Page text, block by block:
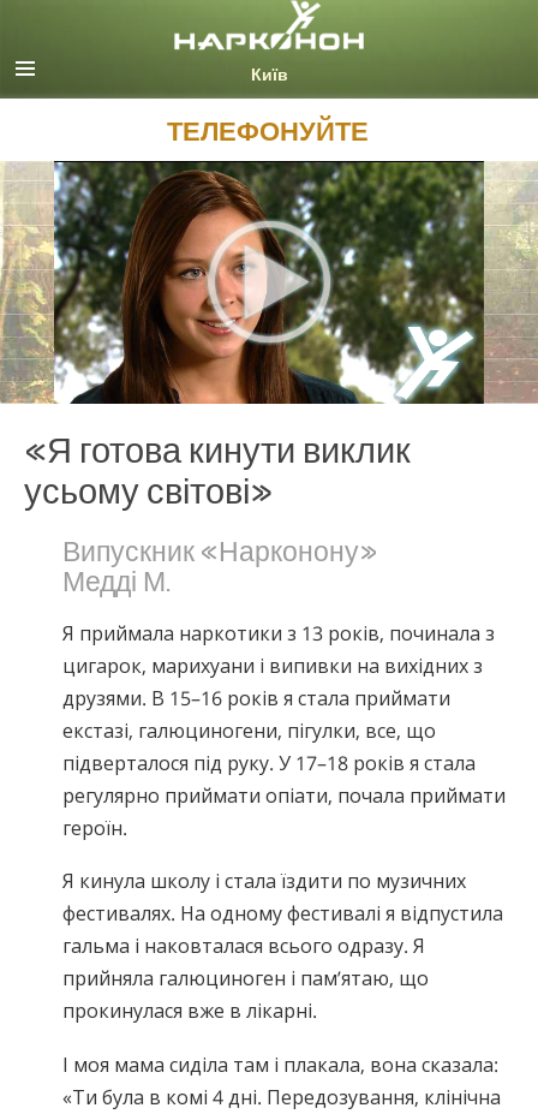
Всі регіони/мови
ТЕЛЕФОНУЙТЕ
«Я готова кинути виклик
усьому світові»
Випускник «Нарконону»
Медді М.
Я приймала наркотики з 13 років, починала з
цигарок, марихуани і випивки на вихідних з
друзями. В 15–16 років я стала приймати
екстазі, галюциногени, пігулки, все, що
підверталося під руку. У 17–18 років я стала
регулярно приймати опіати, почала приймати
героїн.
Я кинула школу і стала їздити по музичних
фестивалях. На одному фестивалі я відпустила
гальма і наковталася всього одразу. Я
прийняла галюциноген і пам’ятаю, що
прокинулася вже в лікарні.
І моя мама сиділа там і плакала, вона сказала:
«Ти була в комі 4 дні. Передозування, клінічна